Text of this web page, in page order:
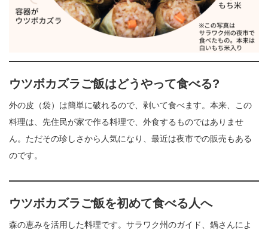
ウツボカズラご飯はどうやって食べる?
外の皮（袋）は簡単に破れるので、剥いて食べます。本来、この
料理は、先住民が家で作る料理で、外食するものではありませ
ん。ただその珍しさから人気になり、最近は夜市での販売もある
のです。
ウツボカズラご飯を初めて食べる人へ
森の恵みを活用した料理です。サラワク州のガイド、鍋さんによ